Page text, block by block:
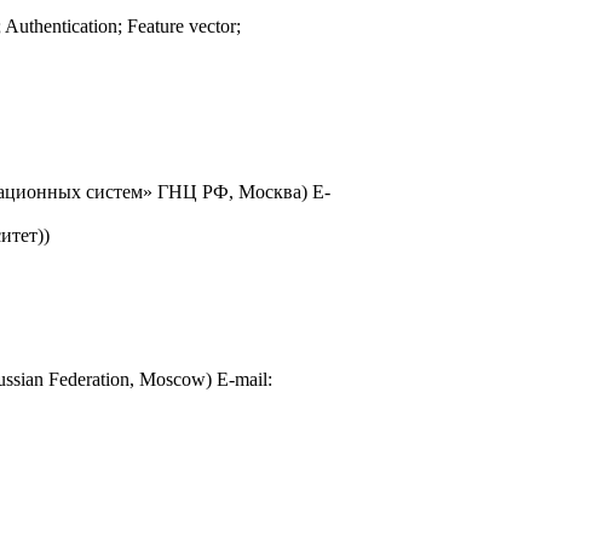
Feature vector;
систем» ГНЦ РФ, Москва) E-
Federation, Moscow) E-mail: